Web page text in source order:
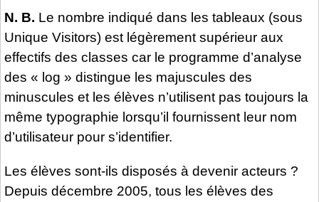
N. B. Le nombre indiqué dans les tableaux (sous
Unique Visitors) est légèrement supérieur aux
effectifs des classes car le programme d’analyse
des « log » distingue les majuscules des
minuscules et les élèves n’utilisent pas toujours la
même typographie lorsqu’il fournissent leur nom
d’utilisateur pour s’identifier.
Les élèves sont-ils disposés à devenir acteurs ?
Depuis décembre 2005, tous les élèves des